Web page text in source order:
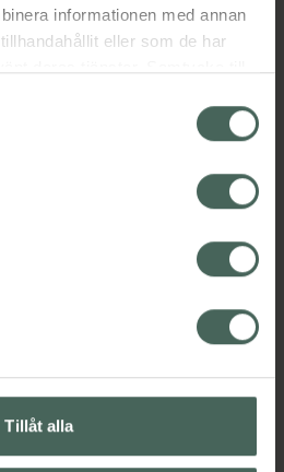
informationen med annan
eller som de har
webbplatsens
samtycke påverkar inte
som skett innan återkallelsen.
Tillåt alla
Visa
Visa
Visa
inom